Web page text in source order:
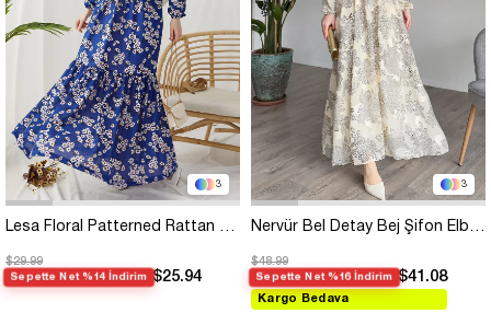
3
Lesa Floral Patterned Rattan Belt Indigo Dress
$29.99
Sepette Net %14 İndirim $25.94
3
Nervür Bel Detay Bej Şifon Elbise
$48.99
Sepette Net %16 İndirim $41.08
Kargo Bedava